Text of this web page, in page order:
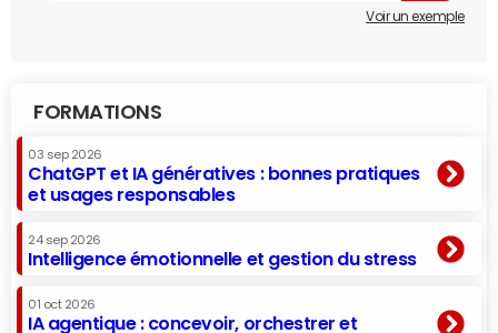
Voir un exemple
FORMATIONS
03 sep 2026
ChatGPT et IA génératives : bonnes pratiques
et usages responsables
24 sep 2026
Intelligence émotionnelle et gestion du stress
01 oct 2026
IA agentique : concevoir, orchestrer et